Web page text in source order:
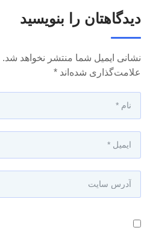
دیدگاهتان را بنویسید
نشانی ایمیل شما منتشر نخواهد شد.
علامت‌گذاری شده‌اند *